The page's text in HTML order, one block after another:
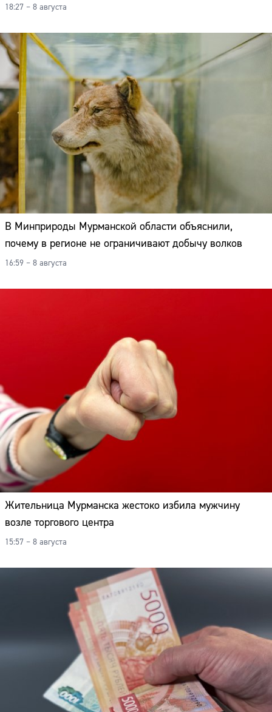
18:27 – 8 августа
В Минприроды Мурманской области объяснили,
почему в регионе не ограничивают добычу волков
16:59 – 8 августа
Жительница Мурманска жестоко избила мужчину
возле торгового центра
15:57 – 8 августа